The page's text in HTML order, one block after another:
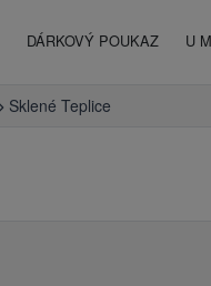
DÁRKOVÝ POUKAZ U
Sklené Teplice